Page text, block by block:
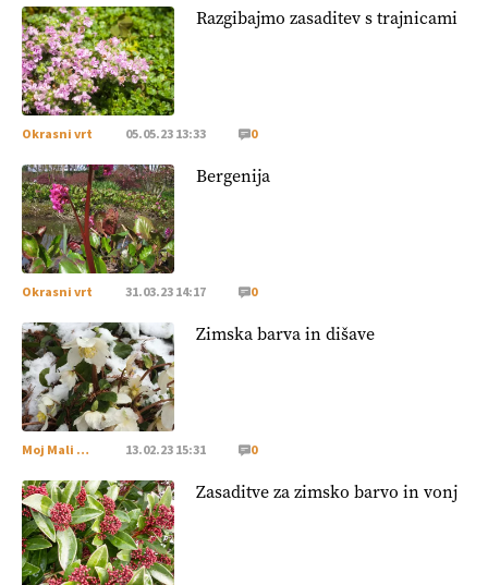
Razgibajmo zasaditev s trajnicami
Okrasni vrt 05.05.23 13:33 0
Bergenija
Okrasni vrt 31.03.23 14:17 0
Zimska barva in dišave
Moj Mali Svet 13.02.23 15:31 0
Zasaditve za zimsko barvo in vonj